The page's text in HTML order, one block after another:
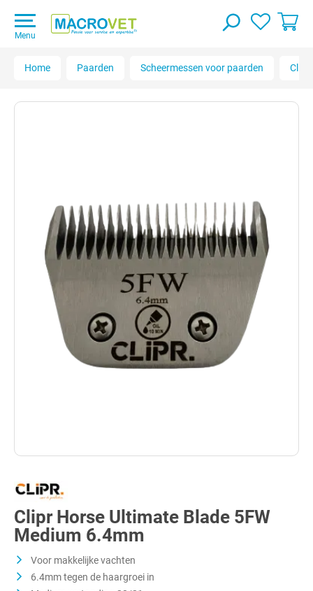
Menu
Home Paarden Scheermessen voor paarden Clipr
Clipr Horse Ultimate Blade 5FW
Medium 6.4mm
Voor makkelijke vachten
6.4mm tegen de haargroei in